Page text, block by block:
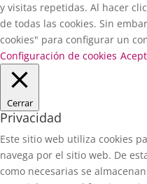
y visitas repetidas. Al hacer
de todas las cookies. Sin
cookies" para configurar un
Configuración de cookies
Cerrar
Privacidad
Este sitio web utiliza cookies
navega por el sitio web. De
como necesarias se